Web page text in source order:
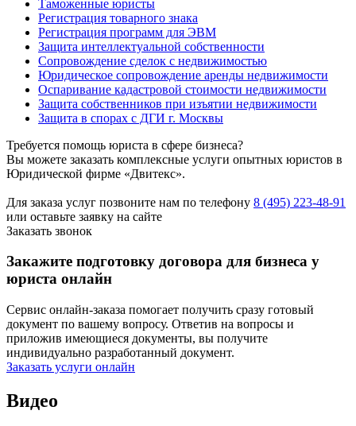
Таможенные юристы
Регистрация товарного знака
Регистрация программ для ЭВМ
Защита интеллектуальной собственности
Сопровождение сделок с недвижимостью
Юридическое сопровождение аренды недвижимости
Оспаривание кадастровой стоимости недвижимости
Защита собственников при изъятии недвижимости
Защита в спорах с ДГИ г. Москвы
Требуется помощь юриста в сфере бизнеса?
Вы можете заказать комплексные услуги опытных юристов в
Юридической фирме «Двитекс».
Для заказа услуг позвоните нам по телефону 8 (495) 223-48-91
или оставьте заявку на сайте
Заказать звонок
Закажите подготовку договора для бизнеса у
юриста онлайн
Сервис онлайн-заказа помогает получить сразу готовый
документ по вашему вопросу. Ответив на вопросы и
приложив имеющиеся документы, вы получите
индивидуально разработанный документ.
Заказать услуги онлайн
Видео